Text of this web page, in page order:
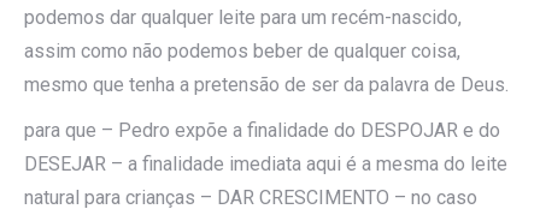
podemos dar qualquer leite para um recém-nascido,
assim como não podemos beber de qualquer coisa,
mesmo que tenha a pretensão de ser da palavra de Deus.
para que – Pedro expõe a finalidade do DESPOJAR e do
DESEJAR – a finalidade imediata aqui é a mesma do leite
natural para crianças – DAR CRESCIMENTO – no caso